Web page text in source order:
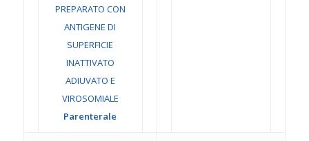
PREPARATO CON
ANTIGENE DI
SUPERFICIE
INATTIVATO
ADIUVATO E
VIROSOMIALE
Parenterale